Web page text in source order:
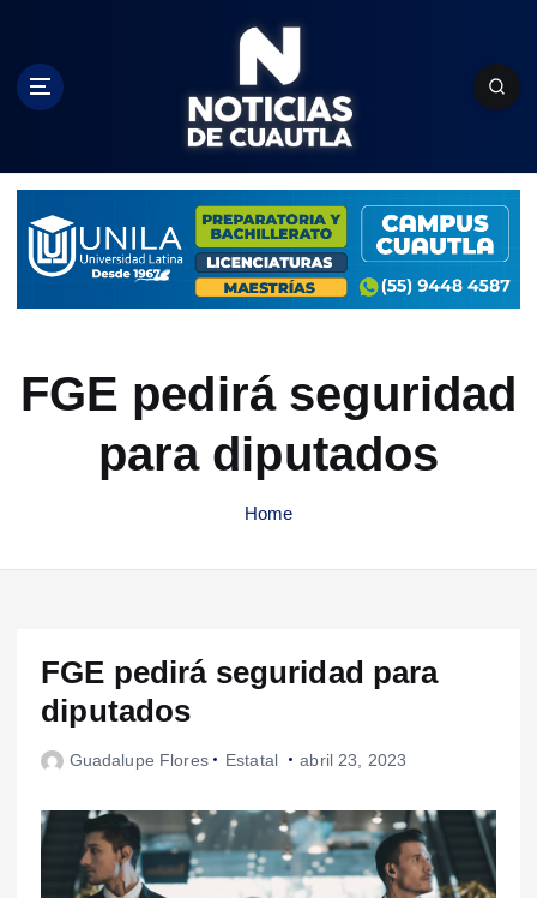
c
FGE pedirá seguridad
para diputados
Home
FGE pedirá seguridad para
diputados
Guadalupe Flores Estatal abril 23, 2023